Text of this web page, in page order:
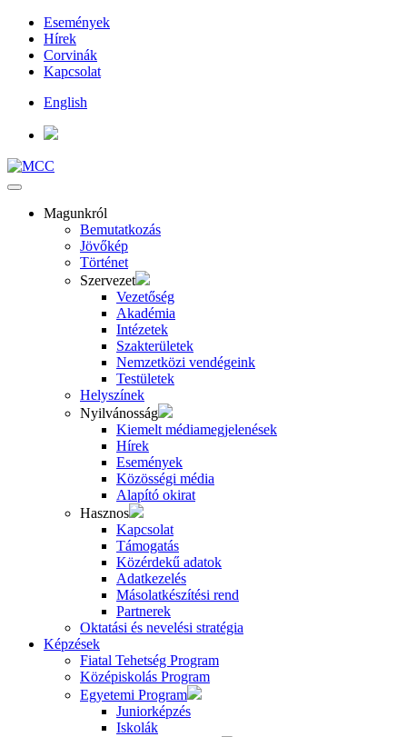
Események
Hírek
Corvinák
Kapcsolat
English
Magunkról
Bemutatkozás
Jövőkép
Történet
Szervezet
Vezetőség
Akadémia
Intézetek
Szakterületek
Nemzetközi vendégeink
Testületek
Helyszínek
Nyilvánosság
Kiemelt médiamegjelenések
Hírek
Események
Közösségi média
Alapító okirat
Hasznos
Kapcsolat
Támogatás
Közérdekű adatok
Adatkezelés
Másolatkészítési rend
Partnerek
Oktatási és nevelési stratégia
Képzések
Fiatal Tehetség Program
Középiskolás Program
Egyetemi Program
Juniorképzés
Iskolák